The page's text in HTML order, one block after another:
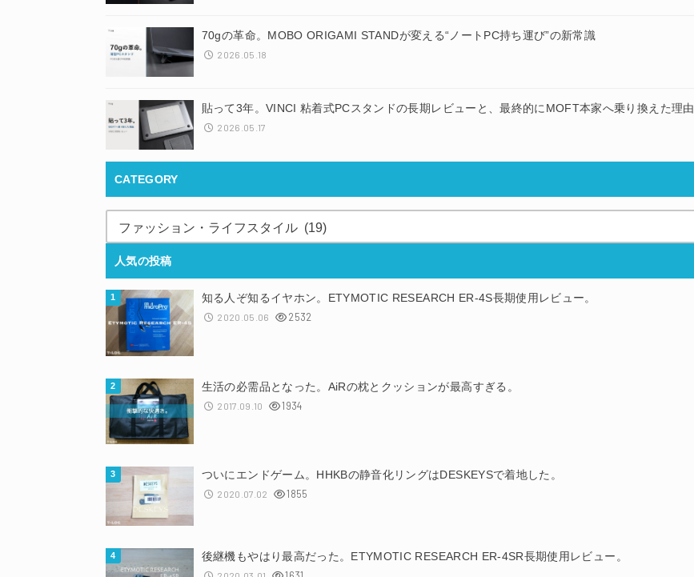
70gの革命。MOBO ORIGAMI STANDが変える“ノートPC持ち運び”の新常識
2026.05.18
貼って3年。VINCI 粘着式PCスタンドの長期レビューと、最終的にMOFT本家へ乗り換えた理由
2026.05.17
CATEGORY
人気の投稿
知る人ぞ知るイヤホン。ETYMOTIC RESEARCH ER-4S長期使用レビュー。
2020.05.06 2532
生活の必需品となった。AiRの枕とクッションが最高すぎる。
2017.09.10 1934
ついにエンドゲーム。HHKBの静音化リングはDESKEYSで着地した。
2020.07.02 1855
後継機もやはり最高だった。ETYMOTIC RESEARCH ER-4SR長期使用レビュー。